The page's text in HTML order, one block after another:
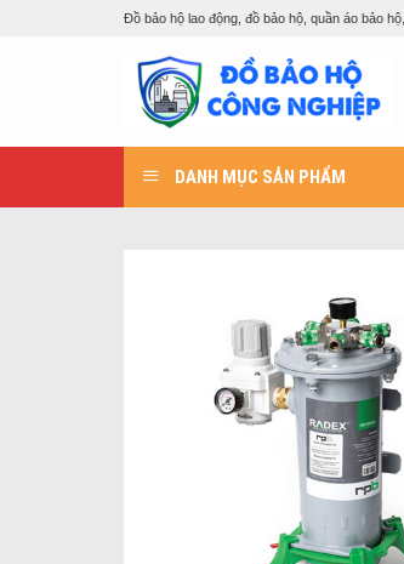
Đồ bảo hộ lao động, đồ bảo hộ, quần áo bảo
DANH MỤC SẢN PHẨM